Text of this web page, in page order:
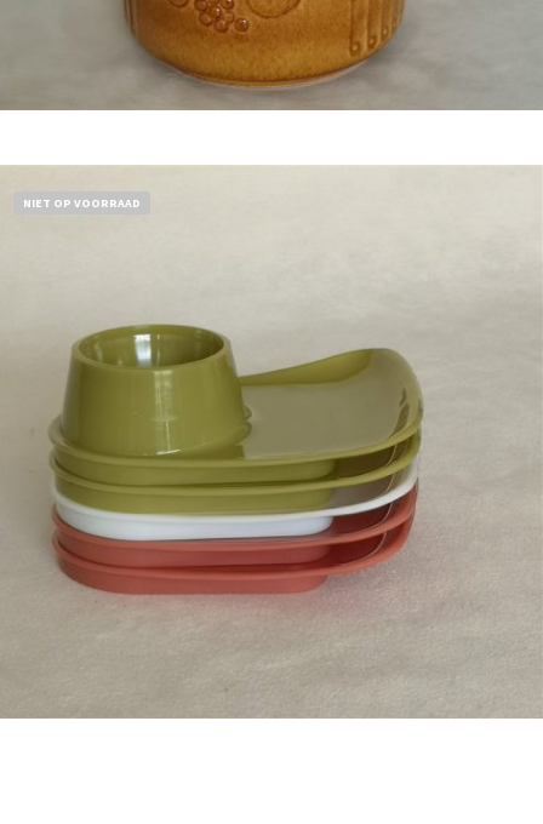
NIET OP VOORRAAD